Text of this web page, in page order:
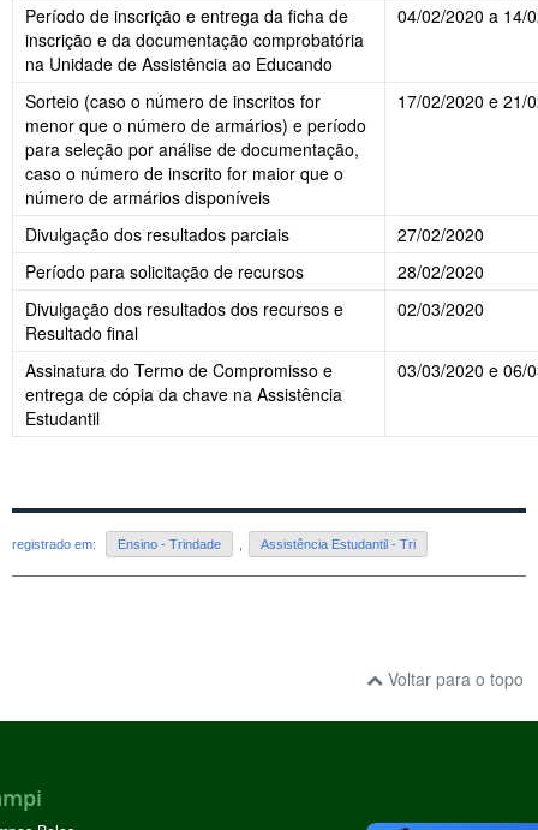
Período de inscrição e entrega da ficha de
inscrição e da documentação comprobatória
na Unidade de Assistência ao Educando
04/02/2020 a 14/
Sorteio (caso o número de inscritos for
menor que o número de armários) e período
para seleção por análise de documentação,
caso o número de inscrito for maior que o
número de armários disponíveis
17/02/2020 e 21/
Divulgação dos resultados parciais
27/02/2020
Período para solicitação de recursos
28/02/2020
Divulgação dos resultados dos recursos e
Resultado final
02/03/2020
Assinatura do Termo de Compromisso e
entrega de cópia da chave na Assistência
Estudantil
03/03/2020 e 06/
registrado em: Ensino - Trindade Assistência Estudantil - Tri
Voltar para o topo